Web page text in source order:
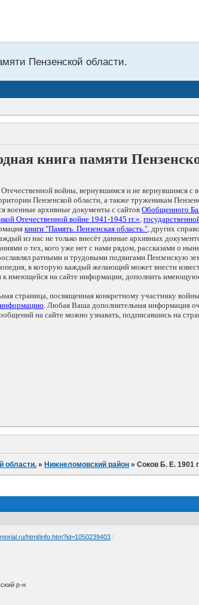
Пензенской области.
книга памяти
войны, вернувшимся и не вернувшимся
Пензенской области, а также труженикам
военные архивные документы с сайтов Обобщенного
Отечественной войне 1941-1945 гг.»,
книги "Память. Пензенская область.", других
из нас не только внесёт данные архивных
о тех, кого уже нет с нами рядом, рассказами о
ратными и трудовыми подвигами Пензенскую
в которую каждый желающий может внести
к имеющейся на сайте информации, дополнить
страница, посвященная конкретному участнику
. Любая Ваша дополнительная информация
на сайте можно узнавать, подписавшись на
области. » Нижнеломовский район »Соков Б. Е. 1901
html/info.htm?id=1050239403 :
р-н